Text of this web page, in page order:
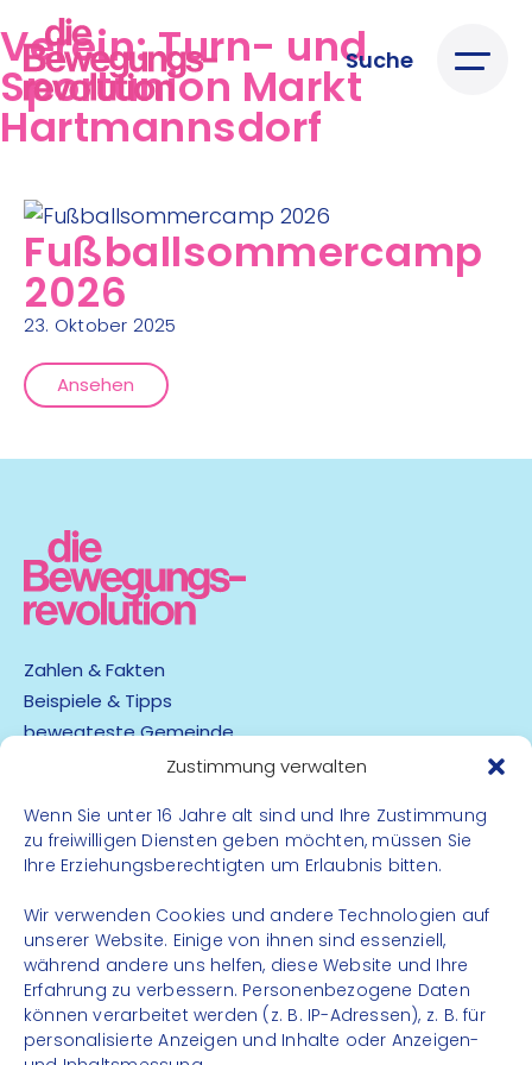
Zustimmung verwalten
Wenn Sie unter 16 Jahre alt sind und Ihre Zustimmung
zu freiwilligen Diensten geben möchten, müssen Sie
Ihre Erziehungsberechtigten um Erlaubnis bitten.
Wir verwenden Cookies und andere Technologien auf
unserer Website. Einige von ihnen sind essenziell,
während andere uns helfen, diese Website und Ihre
Erfahrung zu verbessern. Personenbezogene Daten
können verarbeitet werden (z. B. IP-Adressen), z. B. für
personalisierte Anzeigen und Inhalte oder Anzeigen-
Suche
Verein:Turn- und
Sportunion Markt
Hartmannsdorf
Fußballsommercamp
2026
23. Oktober 2025
Ansehen
Zahlen & Fakten
Beispiele & Tipps
bewegteste Gemeinde
Barrierefreiheit
Datenschutz
Impressum
Kontakt
FOLGE UNS
Instagram
Facebook